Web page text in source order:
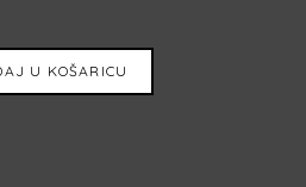
U KOŠARICU